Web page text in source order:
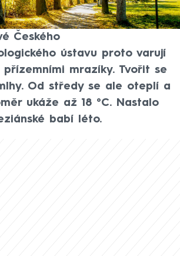
až 14 °C. V noci však
téměř k nule,
Českého
ústavu proto varují
mrazíky. Tvořit se
Od středy se ale oteplí a
ukáže až 18 °C. Nastalo
babí léto.